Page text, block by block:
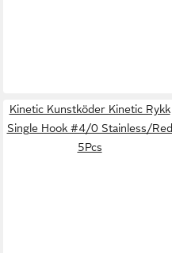
Kinetic Kunstköder Kinetic Rykk
Single Hook #4/0 Stainless/Red
5Pcs